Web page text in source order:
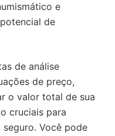
e
de
de análise
de preço,
o valor total de sua
cruciais para
Você pode